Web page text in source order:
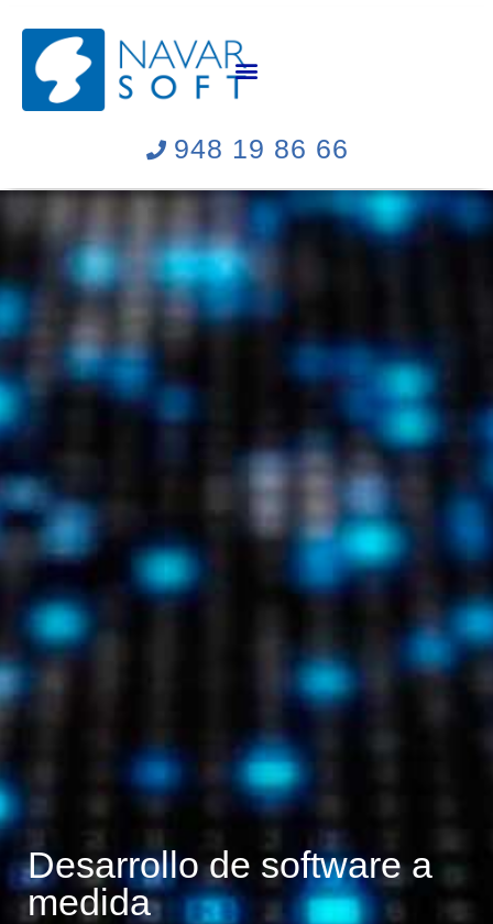
contenido
948 19 86 66
Desarrollo de software a
medida